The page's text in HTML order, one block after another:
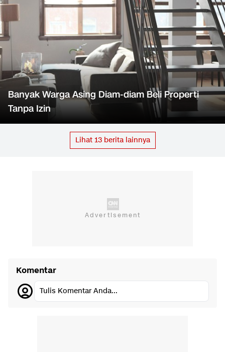
Banyak Warga Asing Diam-diam Beli Properti
Tanpa Izin
Lihat 13berita lainnya
Komentar
Tulis Komentar Anda...